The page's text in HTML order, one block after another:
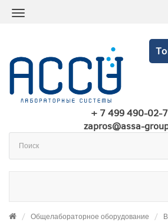
+ 7 499 490-02-
zapros@assa-
Общелабораторное оборудование